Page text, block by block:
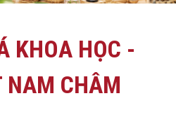
KHOA HỌC -
NAM CHÂM